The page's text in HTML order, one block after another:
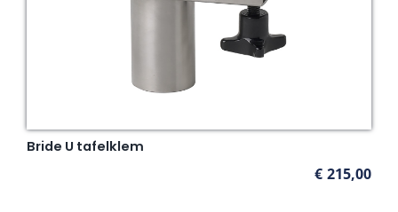
Bride U tafelklem
€ 215,00